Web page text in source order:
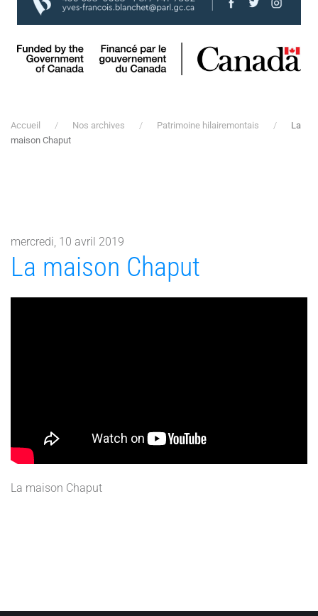
Accueil Nos archives Patrimoine hilairemontais
La
maison Chaput
mercredi, 10 avril 2019
La maison Chaput
La maison Chaput